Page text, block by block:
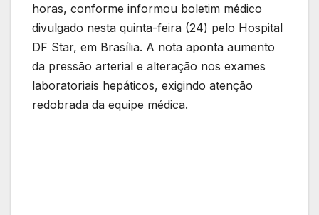
horas, conforme informou boletim médico
divulgado nesta quinta-feira (24) pelo Hospital
DF Star, em Brasília. A nota aponta aumento
da pressão arterial e alteração nos exames
laboratoriais hepáticos, exigindo atenção
redobrada da equipe médica.